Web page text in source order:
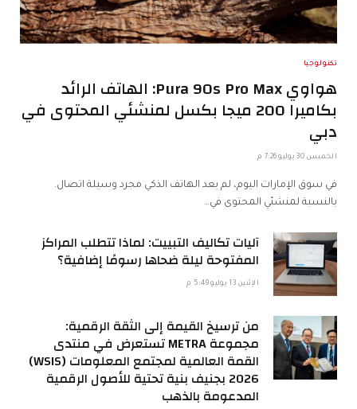
تكنولوجيا
هواوي Pura 90s Pro Max: الهاتف الرائد
بكاميرا 200 ميجا بكسل لمنشئي المحتوى في
دبي
الخميس 30 يوليو 7:26 م
في سوق الإمارات اليوم، لم يعد الهاتف الذكي مجرد وسيلة اتصال.
بالنسبة لمنشئي المحتوى في…
آليات تكاليف التبييت: لماذا تتطلب المراكز
المفتوحة ليلة ضحاها رسومًا إضافية؟
الإثنين 13 يوليو 5:49 م
من ترسيخ القيمة إلى الثقة الرقمية:
مجموعة METRA تستعرض في منتدى
القمة العالمية لمجتمع المعلومات (WSIS)
2026 بجنيف بنية تحتية للأصول الرقمية
المدعومة بالذهب